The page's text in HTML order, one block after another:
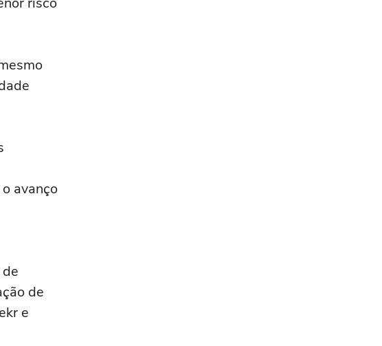
avanço
de
e